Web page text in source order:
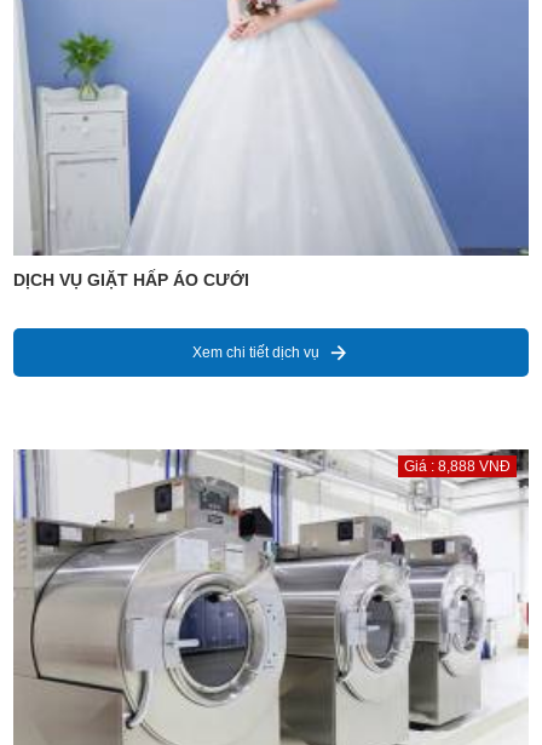
DỊCH VỤ GIẶT HẤP ÁO CƯỚI
Xem chi tiết dịch vụ
Giá : 8,888 VNĐ